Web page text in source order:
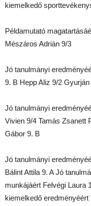
kiemelkedő
Példamutató
Mészáros Adrián 9/3
Jó tanulmányi
9. B Hepp Aliz 9/2
Jó tanulmányi
Vivien 9/4 Tamás Zsanett
Gábor 9. B
Jó tanulmányi
Bálint Attila 9. A Jó
munkájáért Felvégi Laura
kiemelkedő eredményéért